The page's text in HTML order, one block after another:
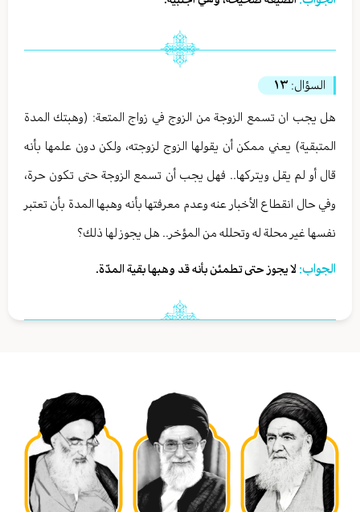
السؤال: ١٣
هل يجب ان تسمع الزوجة من الزوج في زواج المتعة: (وهبتك المدة
المتبقية) يعني ممكن أن يقولها الزوج لزوجته، ولكن دون علمها بأنه
قال أو لم يقل ويتركها.. فهل يجب أن تسمع الزوجة حتى تكون حرة،
وفي حال انقطاع الأخبار عنه وعدم معرفتها بأنه وهبها المدة بأن تعتبر
نفسها غير محلة له وتحلله من المؤخر.. هل يجوز لها ذلك؟
الجواب: لا يجوز حتى تطمئن بأنه قد وهبها بقية المدّة.